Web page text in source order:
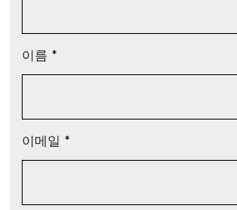
이름 *
이메일 *